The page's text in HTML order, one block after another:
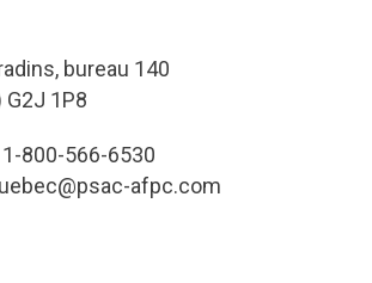
bureau 140
G2J 1P8
800-566-6530
afpc.com